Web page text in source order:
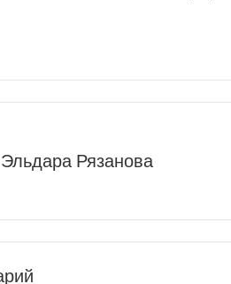
Рязанова